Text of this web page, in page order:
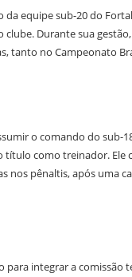
equipe sub-20 do
Durante sua
tanto no Campeonato
o comando do sub-
título como treinador. Ele
nos pênaltis, após uma
para integrar a comissão